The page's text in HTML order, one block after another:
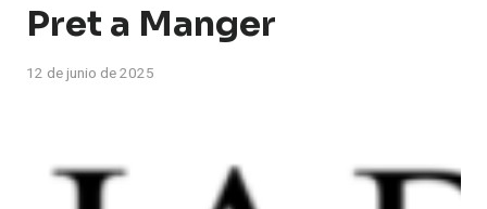
Pret a Manger
12 de junio de 2025